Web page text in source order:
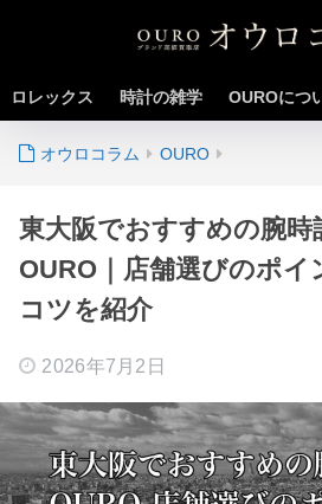
ロレックス 時計の雑学 OUROにつ
OURO
東大阪でおすすめの腕時
OURO｜店舗選びのポイ
コツを紹介
2026年7月2日